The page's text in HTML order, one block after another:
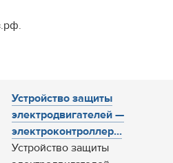
Устройство защиты
электродвигателей —
электроконтроллер...
Устройство защиты